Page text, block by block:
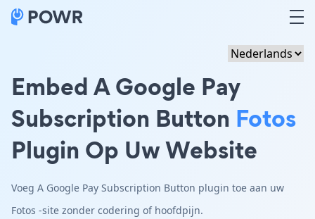
Embed A Google Pay
Subscription Button Fotos
Plugin Op Uw Website
Voeg A Google Pay Subscription Button plugin toe aan uw
Fotos -site zonder codering of hoofdpijn.